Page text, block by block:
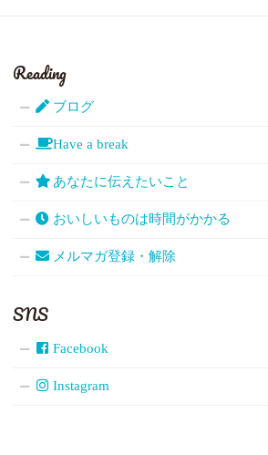
Reading
ブログ
Have a break
あなたに伝えたいこと
おいしいものは時間がかかる
メルマガ登録・解除
SNS
Facebook
Instagram